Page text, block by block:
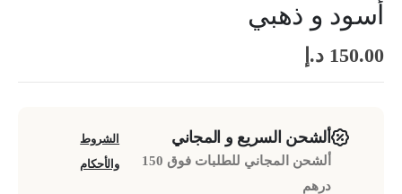
أسود و ذهبي
150.00 د.إ
ألشحن السريع و المجاني
ألشحن المجاني للطلبات فوق 150
درهم
الشروط
والأحكام